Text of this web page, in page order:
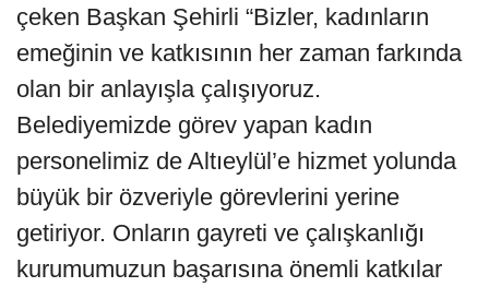
çeken Başkan Şehirli “Bizler, kadınların
emeğinin ve katkısının her zaman farkında
olan bir anlayışla çalışıyoruz.
Belediyemizde görev yapan kadın
personelimiz de Altıeylül’e hizmet yolunda
büyük bir özveriyle görevlerini yerine
getiriyor. Onların gayreti ve çalışkanlığı
kurumumuzun başarısına önemli katkılar